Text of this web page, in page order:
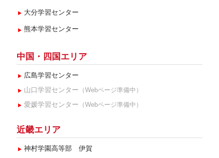
大分学習センター
熊本学習センター
中国・四国エリア
広島学習センター
山口学習センター （Webページ準備中）
愛媛学習センター （Webページ準備中）
近畿エリア
神村学園高等部 伊賀